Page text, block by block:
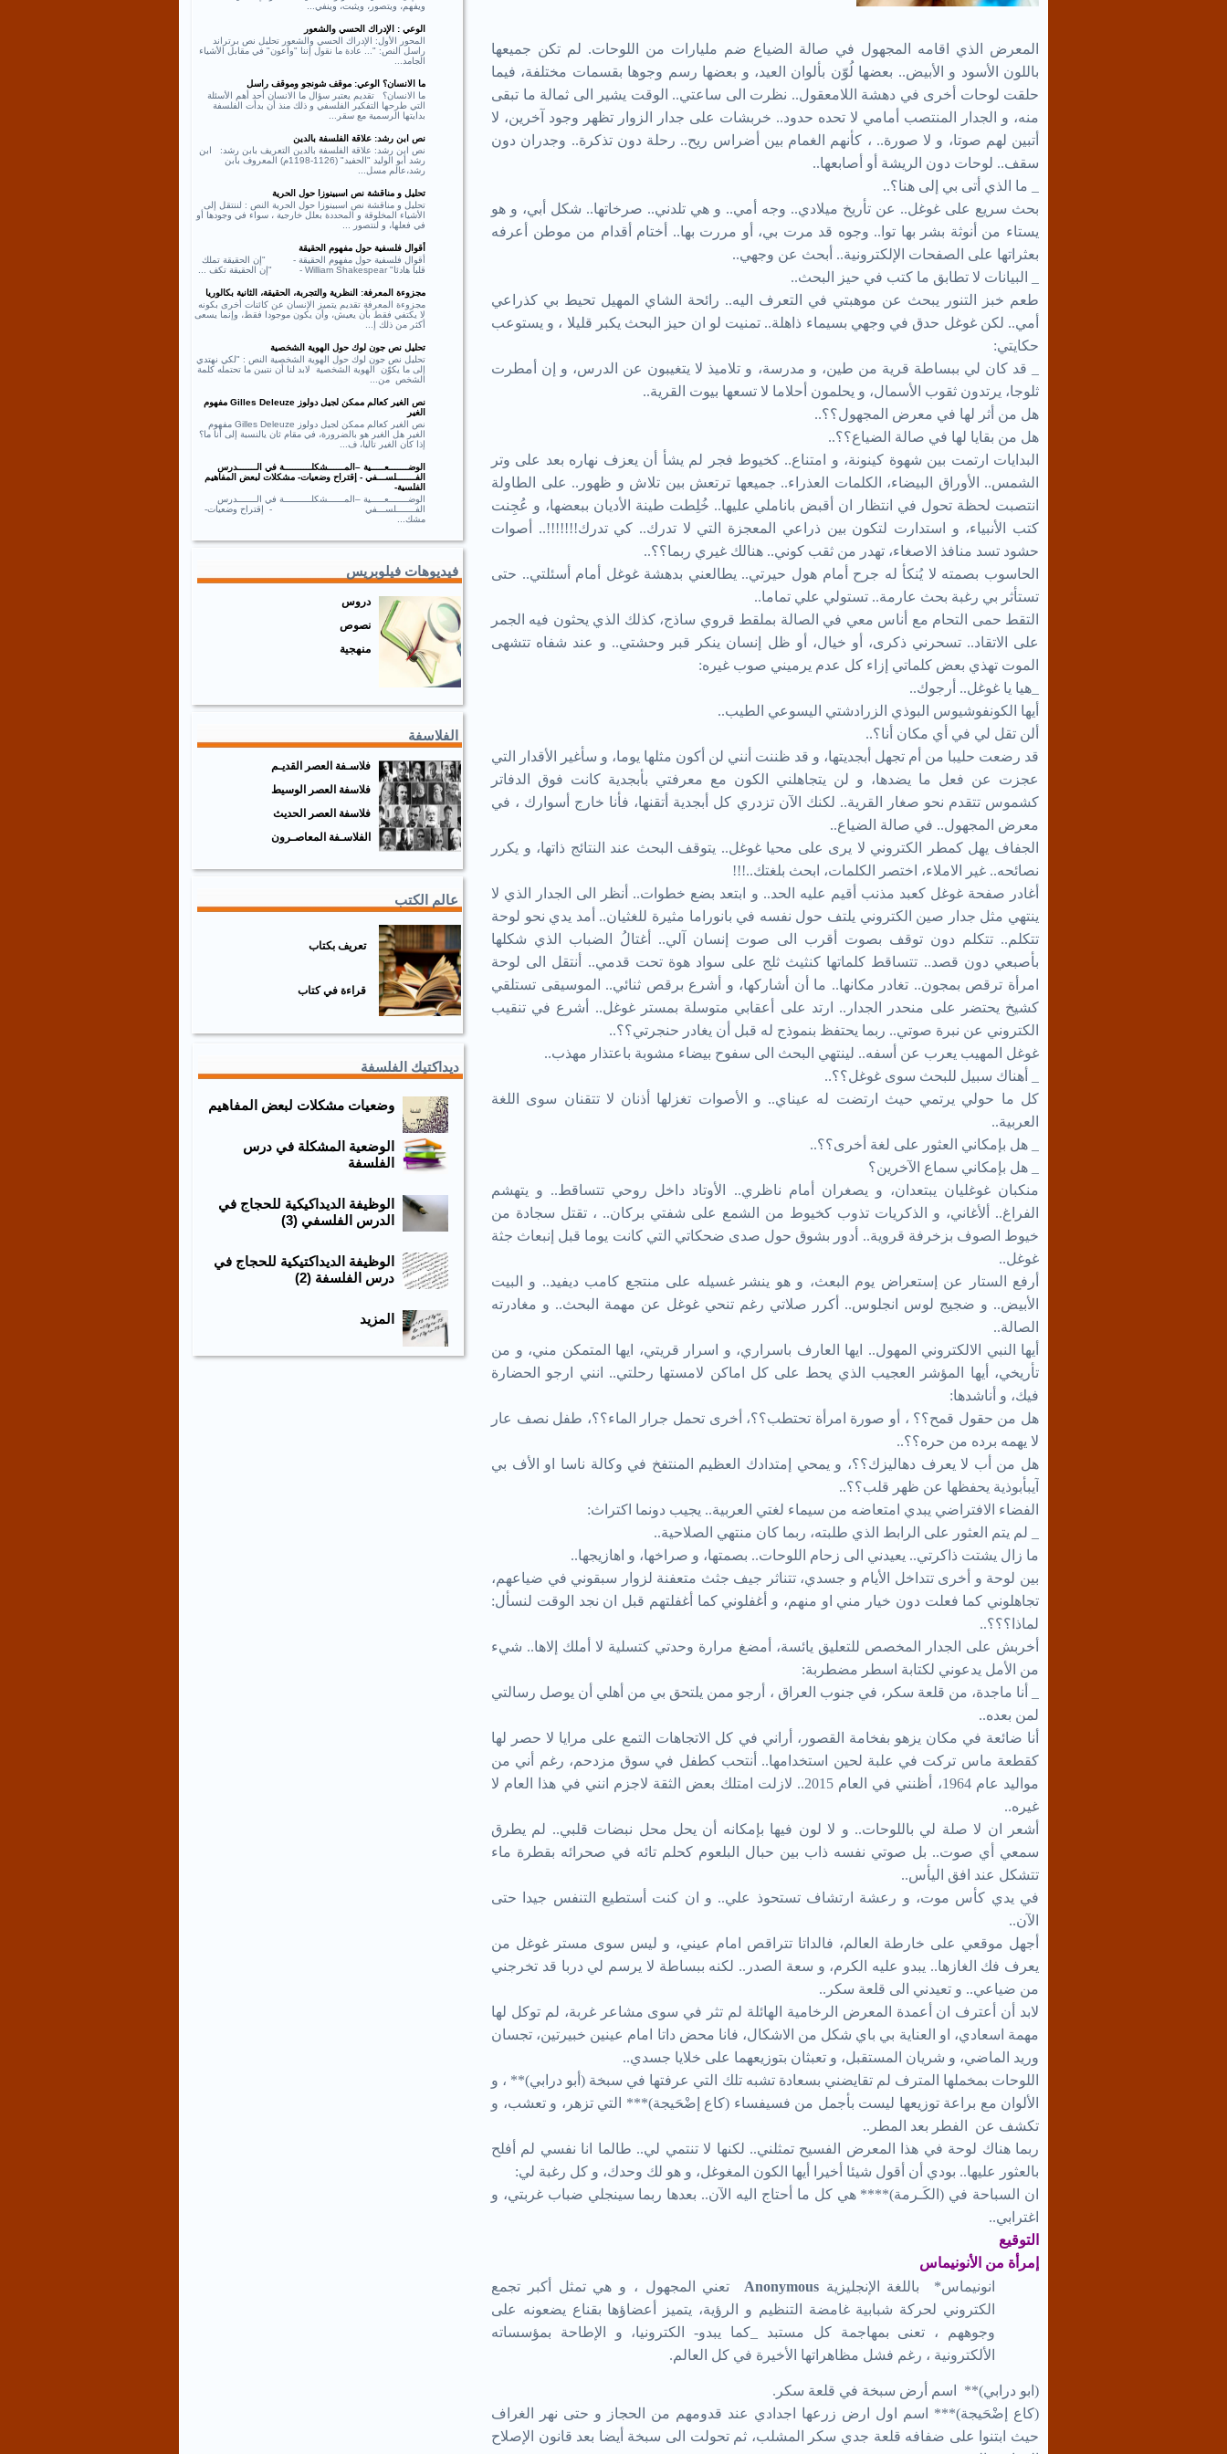
المعرض الذي اقامه المجهول في صالة الضياع ضم مليارات من اللوحات. لم تكن جميعها
باللون الأسود و الأبيض.. بعضها لُوّن بألوان العيد، و بعضها رسم وجوها بقسمات مختلفة، فيما
حلقت لوحات أخرى في دهشة اللامعقول.. نظرت الى ساعتي.. الوقت يشير الى ثمالة ما تبقى
منه، و الجدار المنتصب أمامي لا تحده حدود.. خربشات على جدار الزوار تظهر وجود آخرين، لا
أتبين لهم صوتا، و لا صورة.. ، كأنهم الغمام بين أضراس ريح.. رحلة دون تذكرة.. وجدران دون
سقف.. لوحات دون الريشة أو أصابعها..
_ ما الذي أتى بي إلى هنا؟..
بحث سريع على غوغل.. عن تأريخ ميلادي.. وجه أمي.. و هي تلدني.. صرخاتها.. شكل أبي، و هو
يستاء من أنوثة بشر بها توا.. وجوه قد مرت بي، أو مررت بها.. أختام أقدام من موطن أعرفه
بعثراتها على الصفحات الإلكترونية.. أبحث عن وجهي..
_ البيانات لا تطابق ما كتب في حيز البحث..
طعم خبز التنور يبحث عن موهبتي في التعرف اليه.. رائحة الشاي المهيل تحيط بي كذراعي
أمي.. لكن غوغل حدق في وجهي بسيماء ذاهلة.. تمنيت لو ان حيز البحث يكبر قليلا ، و يستوعب
حكايتي:
_ قد كان لي ببساطة قرية من طين، و مدرسة، و تلاميذ لا يتغيبون عن الدرس، و إن أمطرت
ثلوجا، يرتدون ثقوب الأسمال، و يحلمون أحلاما لا تسعها بيوت القرية..
هل من أثر لها في معرض المجهول؟؟..
هل من بقايا لها في صالة الضياع؟؟..
البدايات ارتمت بين شهوة كينونة، و امتناع.. كخيوط فجر لم يشأ أن يعزف نهاره بعد على وتر
الشمس.. الأوراق البيضاء، الكلمات العذراء.. جميعها ترتعش بين تلاش و ظهور.. على الطاولة
انتصبت لحظة تحول في انتظار ان أقبض باناملي عليها.. خُلِطت طينة الأديان ببعضها، و عُجِنت
كتب الأنبياء، و استدارت لتكون بين ذراعي المعجزة التي لا تدرك.. كي تدرك!!!!!!!.. أصوات
حشود تسد منافذ الاصغاء، تهدر من ثقب كوني.. هنالك غيري ربما؟؟..
الحاسوب بصمته لا يُنكأ له جرح أمام هول حيرتي.. يطالعني بدهشة غوغل أمام أسئلتي.. حتى
تستأثر بي رغبة بحث عارمة.. تستولي علي تماما..
التقط حمى التحام مع أناس معي في الصالة بملقط قروي ساذج، كذلك الذي يحثون فيه الجمر
على الاتقاد.. تسحرني ذكرى، أو خيال، أو ظل إنسان ينكر قبر وحشتي.. و عند شفاه تتشهى
الموت تهذي بعض كلماتي إزاء كل عدم يرميني صوب غيره:
_هيا يا غوغل.. أرجوك..
أيها الكونفوشيوس البوذي الزرادشتي اليسوعي الطيب..
ألن تقل لي في أي مكان أنا؟..
قد رضعت حليبا من أم تجهل أبجديتها، و قد ظننت أنني لن أكون مثلها يوما، و سأغير الأقدار التي
عجزت عن فعل ما يضدها، و لن يتجاهلني الكون مع معرفتي بأبجدية كانت فوق الدفاتر
كشموس تتقدم نحو صغار القرية.. لكنك الآن تزدري كل أبجدية أتقنها، فأنا خارج أسوارك ، في
معرض المجهول.. في صالة الضياع..
الجفاف يهل كمطر الكتروني لا يرى على محيا غوغل.. يتوقف البحث عند النتائج ذاتها، و يكرر
نصائحه.. غير الاملاء، اختصر الكلمات، ابحث بلغتك..!!!
أغادر صفحة غوغل كعبد مذنب أقيم عليه الحد.. و ابتعد بضع خطوات.. أنظر الى الجدار الذي لا
ينتهي مثل جدار صين الكتروني يلتف حول نفسه في بانوراما مثيرة للغثيان.. أمد يدي نحو لوحة
تتكلم.. تتكلم دون توقف بصوت أقرب الى صوت إنسان آلي.. أغتالُ الضباب الذي شكلها
بأصبعي دون قصد.. تتساقط كلماتها كنثيث ثلج على سواد هوة تحت قدمي.. أنتقل الى لوحة
امرأة ترقص بمجون.. تغادر مكانها.. ما أن أشاركها، و أشرع برقص ثنائي.. الموسيقى تستلقي
كشيخ يحتضر على منحدر الجدار.. ارتد على أعقابي متوسلة بمستر غوغل.. أشرع في تنقيب
الكتروني عن نبرة صوتي.. ربما يحتفظ بنموذج له قبل أن يغادر حنجرتي؟؟..
غوغل المهيب يعرب عن أسفه.. لينتهي البحث الى سفوح بيضاء مشوبة باعتذار مهذب..
_ أهناك سبيل للبحث سوى غوغل؟؟..
كل ما حولي يرتمي حيث ارتضت له عيناي.. و الأصوات تغزلها أذنان لا تتقنان سوى اللغة
العربية..
_ هل بإمكاني العثور على لغة أخرى؟؟..
_ هل بإمكاني سماع الآخرين؟
منكبان غوغليان يبتعدان، و يصغران أمام ناظري.. الأوتاد داخل روحي تتساقط.. و يتهشم
الفراغ.. ألأغاني، و الذكريات تذوب كخيوط من الشمع على شفتي بركان.. ، تقتل سجادة من
خيوط الصوف بزخرفة قروية.. أدور بشوق حول صدى ضحكاتي التي كانت يوما قبل إنبعاث جثة
غوغل..
أرفع الستار عن إستعراض يوم البعث، و هو ينشر غسيله على منتجع كامب ديفيد.. و البيت
الأبيض.. و ضجيج لوس انجلوس.. أكرر صلاتي رغم تنحي غوغل عن مهمة البحث.. و مغادرته
الصالة..
أيها النبي الالكتروني المهول.. ايها العارف باسراري، و اسرار قريتي، ايها المتمكن مني، و من
تأريخي، أيها المؤشر العجيب الذي يحط على كل اماكن لامستها رحلتي.. انني ارجو الحضارة
فيك، و أناشدها:
هل من حقول قمح؟؟ ، أو صورة امرأة تحتطب؟؟، أخرى تحمل جرار الماء؟؟، طفل نصف عار
لا يهمه برده من حره؟؟..
هل من أب لا يعرف دهاليزك؟؟، و يمحي إمتدادك العظيم المنتفخ في وكالة ناسا او الأف بي
آيبأبوذية يحفظها عن ظهر قلب؟؟..
الفضاء الافتراضي يبدي امتعاضه من سيماء لغتي العربية.. يجيب دونما اكتراث:
_ لم يتم العثور على الرابط الذي طلبته، ربما كان منتهي الصلاحية..
ما زال يشتت ذاكرتي.. يعيدني الى زحام اللوحات.. بصمتها، و صراخها، و اهازيجها..
بين لوحة و أخرى تتداخل الأيام و جسدي، تتناثر جيف جثث متعفنة لزوار سبقوني في ضياعهم،
تجاهلوني كما فعلت دون خيار مني او منهم، و أغفلوني كما أغفلتهم قبل ان نجد الوقت لنسأل:
لماذا؟؟؟..
أخربش على الجدار المخصص للتعليق يائسة، أمضغ مرارة وحدتي كتسلية لا أملك إلاها.. شيء
من الأمل يدعوني لكتابة اسطر مضطربة:
_ أنا ماجدة، من قلعة سكر، في جنوب العراق ، أرجو ممن يلتحق بي من أهلي أن يوصل رسالتي
لمن بعده..
أنا ضائعة في مكان يزهو بفخامة القصور، أراني في كل الاتجاهات التمع على مرايا لا حصر لها
كقطعة ماس تركت في علبة لحين استخدامها.. أنتحب كطفل في سوق مزدحم، رغم أني من
مواليد عام 1964، أظنني في العام 2015.. لازلت امتلك بعض الثقة لاجزم انني في هذا العام لا
غيره..
أشعر ان لا صلة لي باللوحات.. و لا لون فيها بإمكانه أن يحل محل نبضات قلبي.. لم يطرق
سمعي أي صوت.. بل صوتي نفسه ذاب بين حبال البلعوم كحلم تائه في صحرائه بقطرة ماء
تتشكل عند افق اليأس..
في يدي كأس موت، و رعشة ارتشاف تستحوذ علي.. و ان كنت أستطيع التنفس جيدا حتى
الآن..
أجهل موقعي على خارطة العالم، فالداتا تتراقص امام عيني، و ليس سوى مستر غوغل من
يعرف فك الغازها.. يبدو عليه الكرم، و سعة الصدر.. لكنه ببساطة لا يرسم لي دربا قد تخرجني
من ضياعي.. و تعيدني الى قلعة سكر..
لابد أن أعترف ان أعمدة المعرض الرخامية الهائلة لم تثر في سوى مشاعر غربة، لم توكل لها
مهمة اسعادي، او العناية بي باي شكل من الاشكال، فانا محض داتا امام عينين خبيرتين، تجسان
وريد الماضي، و شريان المستقبل، و تعبثان بتوزيعهما على خلايا جسدي..
اللوحات بمخملها المترف لم تقايضني بسعادة تشبه تلك التي عرفتها في سبخة (أبو درابي)** ، و
الألوان مع براعة توزيعها ليست بأجمل من فسيفساء (كاع إضْحَيجة)*** التي تزهر، و تعشب، و
تكشف عن الفطر بعد المطر..
ربما هناك لوحة في هذا المعرض الفسيح تمثلني.. لكنها لا تنتمي لي.. طالما انا نفسي لم أفلح
بالعثور عليها.. بودي أن أقول شيئا أخيرا أيها الكون المغوغل، و هو لك وحدك، و كل رغبة لي:
ان السباحة في (الكَـرمة)**** هي كل ما أحتاج اليه الآن.. بعدها ربما سينجلي ضباب غربتي، و
اغترابي..
التوقيع
إمرأة من الأنونيماس
انونيماس* باللغة الإنجليزيةAnonymous تعني المجهول ، و هي تمثل أكبر تجمع
الكتروني لحركة شبابية غامضة التنظيم و الرؤية، يتميز أعضاؤها بقناع يضعونه على
وجوههم ، تعنى بمهاجمة كل مستبد _كما يبدو- الكترونيا، و الإطاحة بمؤسساته
الألكترونية ، رغم فشل مظاهراتها الأخيرة في كل العالم.
(ابو درابي)** اسم أرض سبخة في قلعة سكر.
(كاع إضْحَيجة)*** اسم اول ارض زرعها اجدادي عند قدومهم من الحجاز و حتى نهر الغراف
حيث ابتنوا على ضفافه قلعة جدي سكر المشلب، ثم تحولت الى سبخة أيضا بعد قانون الإصلاح
ويفهم، ويتصور، ويثبت، وينفي...
الوعي : الإدراك الحسي والشعور
المحور الأول: الإدراك الحسي والشعور تحليل نص برتراند
راسل النص: "... عادة ما نقول إننا "واعون" في مقابل الأشياء
الجامد...
ما الانسان؟ الوعي: موقف شونجو وموقف راسل
ما الانسان؟ تقديم يعتبر سؤال ما الانسان أحد أهم الأسئلة
التي طرحها التفكير الفلسفي و ذلك منذ أن بدأت الفلسفة
بدايتها الرسمية مع سقر...
نص ابن رشد: علاقة الفلسفة بالدين
نص ابن رشد: علاقة الفلسفة بالدين التعريف بابن رشد: ابن
رشد أبو الوليد "الحفيد" (1126-1198م) المعروف بابن
رشد،عالم مسل...
تحليل و مناقشة نص اسبينوزا حول الحرية
تحليل و مناقشة نص اسبينوزا حول الحرية النص : لننتقل إلى
الأشياء المخلوقة و المحددة بعلل خارجية ، سواء في وجودها أو
في فعلها، و لنتصور ...
أقوال فلسفية حول مفهوم الحقيقة
أقوال فلسفية حول مفهوم الحقيقة - "إن الحقيقة تملك
قلبا هادئا" William Shakespear - "إن الحقيقة تكف ...
مجزوءة المعرفة: النظرية والتجربة، الحقيقة، الثانية بكالوريا
مجزوءة المعرفة تقديم يتميز الإنسان عن كائنات أخرى بكونه
لا يكتفي فقط بأن يعيش، وأن يكون موجودا فقط، وإنما يسعى
أكثر من ذلك إ...
تحليل نص جون لوك حول الهوية الشخصية
تحليل نص جون لوك حول الهوية الشخصية النص : "لكي نهتدي
إلى ما يكوّن الهوية الشخصية لابد لنا أن نتبين ما تحتمله كلمة
الشخص من...
نص الغير كعالم ممكن لجيل دولوز Gilles Deleuze مفهوم
الغير
نص الغير كعالم ممكن لجيل دولوز Gilles Deleuze مفهوم
الغير هل الغير هو بالضرورة، في مقام ثان يالنسبة إلى أنا ما؟
إذا كان الغير تاليا، ف...
الوضـــــــعـــــية –المــــــشكلــــــــــة في الـــــــدرس
الفـــــــلســـفي - إقتراح وضعيات- مشكلات لبعض المفاهيم
الفلسية-
الوضـــــــعـــــية –المــــــشكلــــــــــة في الـــــــدرس
الفـــــــلســـفي - إقتراح وضعيات-
مشك...
فيديوهات فيلوبريس
دروس
نصوص
منهجية
الفلاسفة
فلاسـفة العصر القديـم
فلاسفة العصر الوسيط
فلاسفة العصر الحديث
الفلاسـفة المعاصـرون
عالم الكتب
تعريف بكتاب
قراءة في كتاب
ديداكتيك الفلسفة
وضعيات مشكلات لبعض المفاهيم
الوضعية المشكلة في درس
الفلسفة
الوظيفة الديداكيكية للحجاج في
الدرس الفلسفي (3)
الوظيفة الديداكتيكية للحجاج في
درس الفلسفة (2)
المزيد